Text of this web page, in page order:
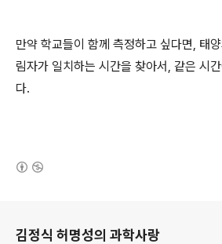
만약 학교들이 함께 측정하고 싶다면, 태
림자가 일치하는 시간을 찾아서, 같은 시
다.
김정식 허명성의 과학사랑